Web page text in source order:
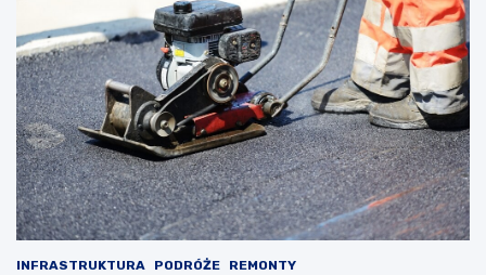
INFRASTRUKTURA PODRÓŻE REMONTY